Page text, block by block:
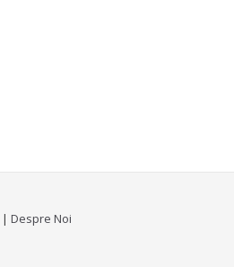
| Despre Noi